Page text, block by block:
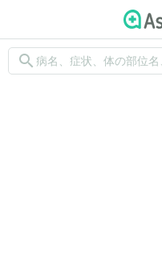
search